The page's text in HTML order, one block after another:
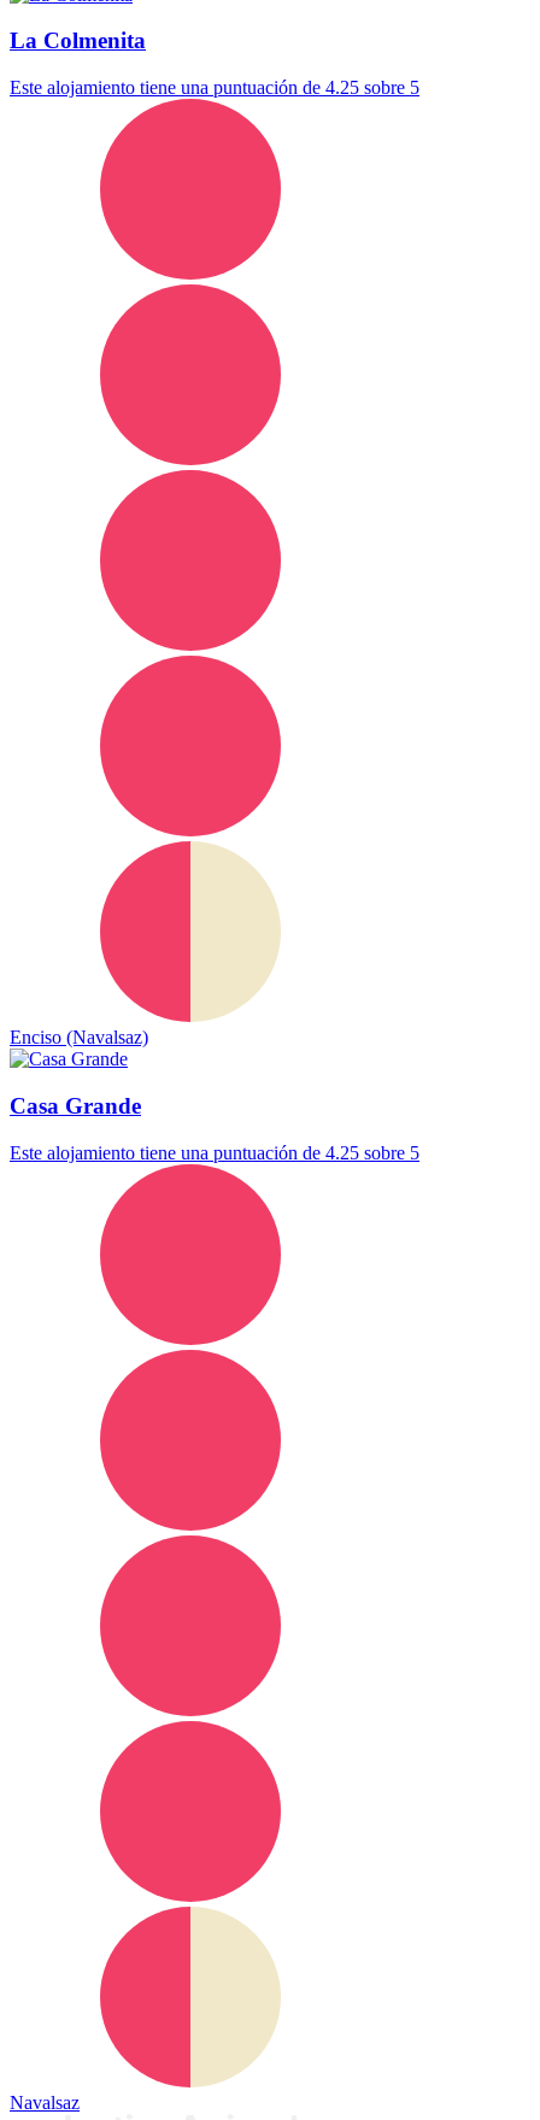
La Colmenita
Este alojamiento tiene una puntuación de 4.25 sobre 5
Enciso (Navalsaz)
Casa Grande
Este alojamiento tiene una puntuación de 4.25 sobre 5
Navalsaz